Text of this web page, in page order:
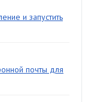
и запустить
почты для